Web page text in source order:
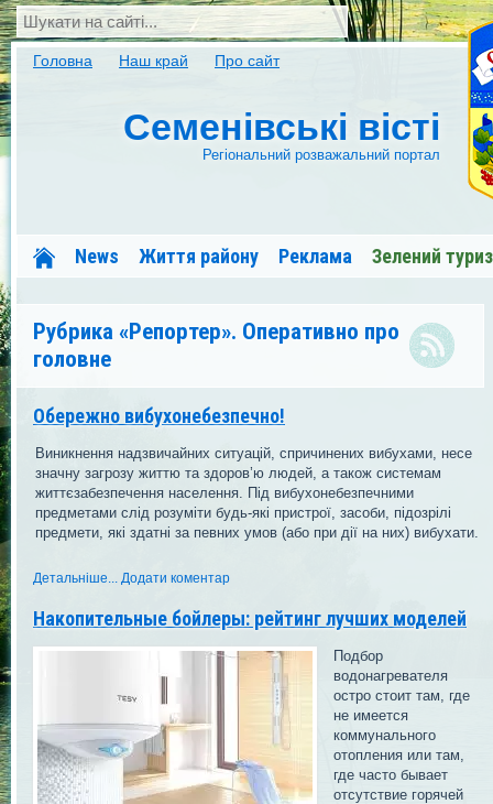
Головна Наш край Про сайт
Семенівські вісті
Регіональний розважальний портал
News Життя району Реклама
Зелений
Рубрика «Репортер». Оперативно про
головне
Обережно вибухонебезпечно!
Виникнення надзвичайних ситуацій, спричинених вибухами, несе
значну загрозу життю та здоров’ю людей, а також системам
життєзабезпечення населення. Під вибухонебезпечними
предметами слід розуміти будь-які пристрої, засоби, підозрілі
предмети, які здатні за певних умов (або при дії на них) вибухати.
Детальніше... Додати коментар
Накопительные бойлеры: рейтинг лучших моделей
Подбор
водонагревателя
остро стоит там, где
не имеется
коммунального
отопления или там,
где часто бывает
отсутствие горячей